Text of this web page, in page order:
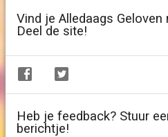
Vind je Alledaags Geloven
Deel de site!
Heb je feedback? Stuur
berichtje!